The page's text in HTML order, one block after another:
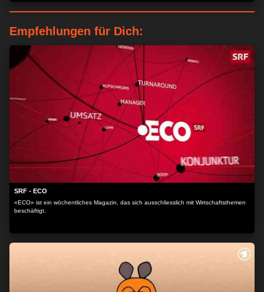
Dusche – Vorbereitung auf die Show Vor Katzenausstellungen geht es für Zucht-
Katzen oft unter die Dusche – schamponieren und föhnen inklusive. Ein ungewohnter
ganz eigene Szene: Man vergleicht sich und bewertet Zuchtlinien. Während Maine
Coons beliebt sind, sind gesundheitlich belastete Rassen wie Nacktkatzen und Perser
in der Schweiz an Ausstellungen mittlerweile verboten. Erziehung statt Vorurteil
Kampfhunde sind in der Schweiz umstritten und sorgen regelmässig für Schlagzeilen.
Moderator Tobias Müller begleitet Baileys Besitzer, die trotz Beschimpfungen alles für
ihre Erziehung tun. Bailey liebt Menschen, doch bei Hundebegegnungen fehlt ihr die
Kontrolle. Freundliches Verhalten gegenüber Hunden und das Zügeln ihrer Energie
muss sie erst lernen. Gelingt so ein friedliches Miteinander? Das Leiden der
Modehunde Runde Köpfe, Kulleraugen, Stupsnase – Modehunde wie Mops,
Bulldogge oder Pomeranians sind beliebt, leiden aber oft unter schweren
gesundheitlichen Problemen. Die Kleintierklinik der Universität Bern will das ändern: Mit
Studien und Dialog mit Zuchtverbänden sollen die Zuchtstandards verbessert und das
Tierwohl gestärkt werden. Ziel ist es, dass Schönheit nicht länger auf Kosten der
Gesundheit geht. Zwischen Wildtier und Stubentiger Hybridkatzen wie Bengalen oder
Savannahs faszinieren mit ihrem exotischen Aussehen – doch die Kreuzung von Wild-
und Hauskatzen bringt oft gravierende Probleme mit sich. Verhaltensstörungen, Stress
und gesundheitliche Beschwerden sind keine Seltenheit.
Empfehlungen für Dich:
SRF - ECO
«ECO» ist ein wöchentliches Magazin, das sich ausschliesslich mit Wirtschaftsthemen
beschäftigt.